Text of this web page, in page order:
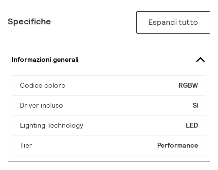
Specifiche Espandi tutto
Informazioni generali
Codice colore RGBW
Driver incluso Sì
Lighting Technology LED
Tier Performance